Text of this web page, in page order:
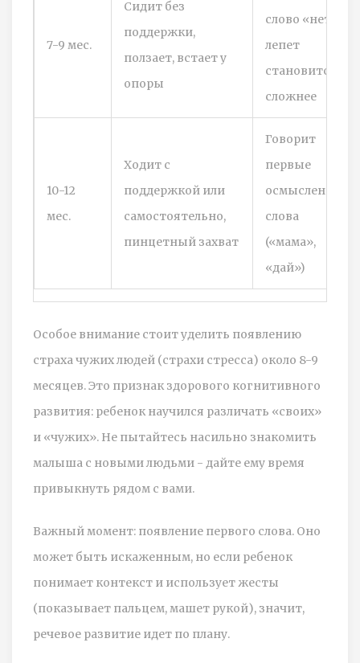
7-9 мес.
Сидит без
поддержки,
ползает, встает у
опоры
слово «нет»,
лепет
становится
сложнее
10-12
мес.
Ходит с
поддержкой или
самостоятельно,
пинцетный захват
Говорит
первые
осмысленные
слова
(«мама»,
«дай»)
Особое внимание стоит уделить появлению
страха чужих людей (страхи стресса) около 8-9
месяцев. Это признак здорового когнитивного
развития: ребенок научился различать «своих»
и «чужих». Не пытайтесь насильно знакомить
малыша с новыми людьми - дайте ему время
привыкнуть рядом с вами.
Важный момент: появление первого слова. Оно
может быть искаженным, но если ребенок
понимает контекст и использует жесты
(показывает пальцем, машет рукой), значит,
речевое развитие идет по плану.